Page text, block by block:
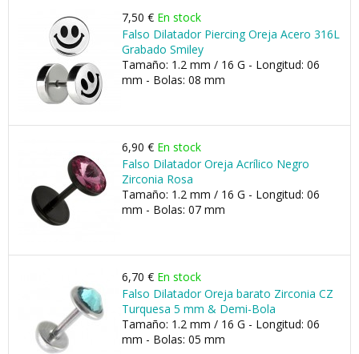
7,50 € En stock
Falso Dilatador Piercing Oreja Acero 316L
Grabado Smiley
Tamaño: 1.2 mm / 16 G - Longitud: 06
mm - Bolas: 08 mm
6,90 € En stock
Falso Dilatador Oreja Acrílico Negro
Zirconia Rosa
Tamaño: 1.2 mm / 16 G - Longitud: 06
mm - Bolas: 07 mm
6,70 € En stock
Falso Dilatador Oreja barato Zirconia CZ
Turquesa 5 mm & Demi-Bola
Tamaño: 1.2 mm / 16 G - Longitud: 06
mm - Bolas: 05 mm